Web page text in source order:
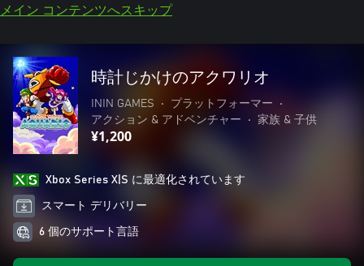
メイン コンテンツへスキップ
時計じかけのアクワリオ
ININ GAMES • プラットフォーマー
•
アクション & アドベンチャー
• 家族 & 子供
¥1,200
Xbox Series X|S に最適化されています
スマート デリバリー
6 個のサポート言語